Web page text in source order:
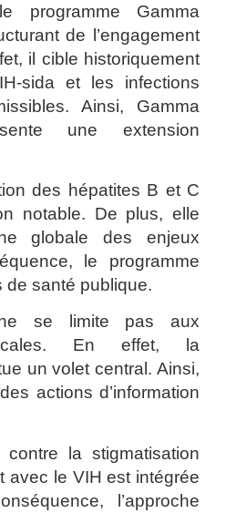
programme Gamma
de l’engagement
il cible historiquement
sida et les infections
Ainsi, Gamma
une extension
des hépatites B et C
notable. De plus, elle
globale des enjeux
le programme
de santé publique.
ne se limite pas aux
En effet, la
un volet central. Ainsi,
actions d’information
la stigmatisation
avec le VIH est intégrée
l’approche